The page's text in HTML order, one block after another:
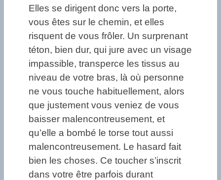
Elles se dirigent donc vers la porte,
vous êtes sur le chemin, et elles
risquent de vous frôler. Un surprenant
téton, bien dur, qui jure avec un visage
impassible, transperce les tissus au
niveau de votre bras, là où personne
ne vous touche habituellement, alors
que justement vous veniez de vous
baisser malencontreusement, et
qu’elle a bombé le torse tout aussi
malencontreusement. Le hasard fait
bien les choses. Ce toucher s’inscrit
dans votre être parfois durant